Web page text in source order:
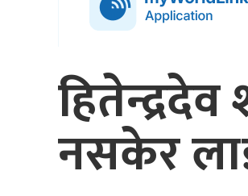
नसकेर